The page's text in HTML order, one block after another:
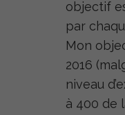
objectif
par
Mon
2016
niveau
à 400 de